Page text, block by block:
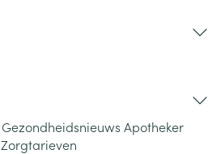
Gezondheidsnieuws Apotheker
Zorgtarieven